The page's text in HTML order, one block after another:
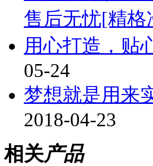
售后无忧[精格
用心打造，贴
05-24
梦想就是用来
2018-04-23
相关产品